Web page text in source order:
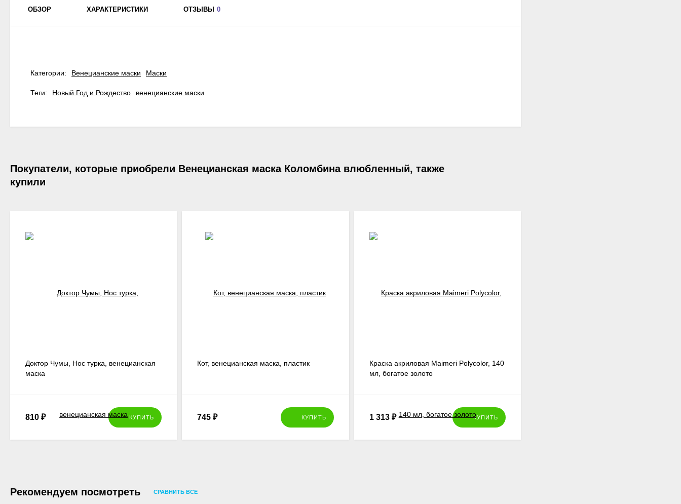
ОБЗОР ХАРАКТЕРИСТИКИ ОТЗЫВЫ 0
Категории: Венецианские маски Маски
Теги: Новый Год и Рождество венецианские маски
Покупатели, которые приобрели Венецианская маска Коломбина влюбленный, также
купили
Доктор Чумы, Нос турка, венецианская
маска
810 ₽ КУПИТЬ
Кот, венецианская маска, пластик
745₽ КУПИТЬ
Краска акриловая Maimeri Polycolor, 140
мл, богатое золото
1 313 ₽ КУПИТЬ
Рекомендуем посмотреть СРАВНИТЬ ВСЕ